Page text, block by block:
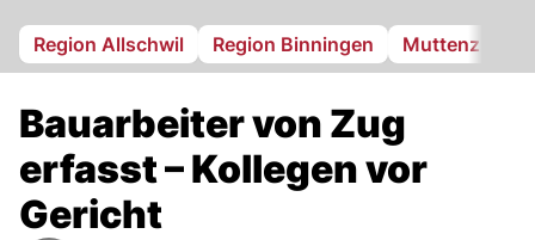
Region Allschwil Region Binningen Muttenz
Bauarbeiter von Zug
erfasst – Kollegen vor
Gericht